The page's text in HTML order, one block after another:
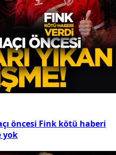
öncesi Fink kötü haberi
yok